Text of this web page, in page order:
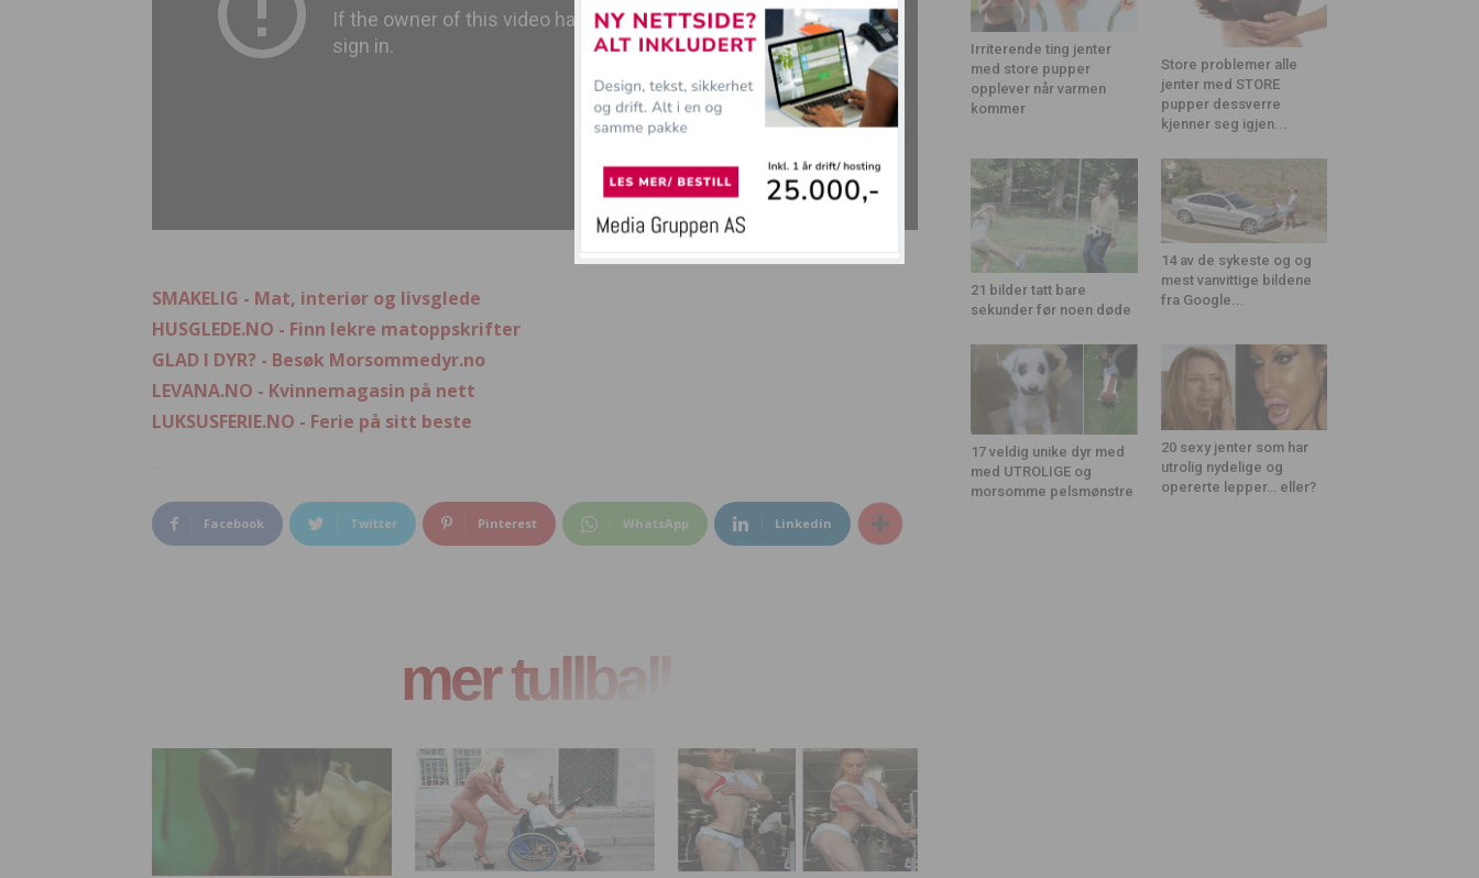
SMAKELIG - Mat, interiør og livsglede
HUSGLEDE.NO - Finn lekre matoppskrifter
GLAD I DYR? - Besøk Morsommedyr.no
LEVANA.NO - Kvinnemagasin på nett
LUKSUSFERIE.NO - Ferie på sitt beste
Facebook Twitter Pinterest WhatsApp Linkedin
mer tullball
Irriterende ting jenter
med store pupper
opplever når varmen
kommer
Store problemer alle
jenter med STORE
pupper dessverre
kjenner seg igjen...
21 bilder tatt bare
sekunder før noen døde
14 av de sykeste og og
mest vanvittige bildene
fra Google...
17 veldig unike dyr med
med UTROLIGE og
morsomme pelsmønstre
20 sexy jenter som har
utrolig nydelige og
opererte lepper… eller?